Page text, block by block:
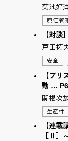
菊池好
原価管
【対
戸田拓
安全
【プ
動 …
関根次
生産性
【連
［Ⅱ］